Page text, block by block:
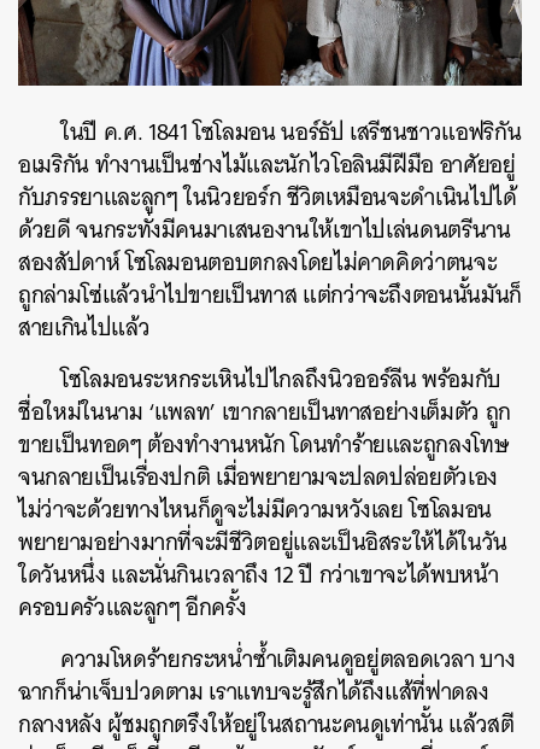
ในปี ค.ศ. 1841 โซโลมอน นอร์ธัป เสรีชนชาวแอฟริกัน
อเมริกัน ทำงานเป็นช่างไม้และนักไวโอลินมีฝีมือ อาศัยอยู่
กับภรรยาและลูกๆ ในนิวยอร์ก ชีวิตเหมือนจะดำเนินไปได้
ด้วยดี จนกระทั่งมีคนมาเสนองานให้เขาไปเล่นดนตรีนาน
สองสัปดาห์ โซโลมอนตอบตกลงโดยไม่คาดคิดว่าตนจะ
ถูกล่ามโซ่แล้วนำไปขายเป็นทาส แต่กว่าจะถึงตอนนั้นมันก็
สายเกินไปแล้ว
โซโลมอนระหกระเหินไปไกลถึงนิวออร์ลีน พร้อมกับ
ชื่อใหม่ในนาม ‘แพลท’ เขากลายเป็นทาสอย่างเต็มตัว ถูก
ขายเป็นทอดๆ ต้องทำงานหนัก โดนทำร้ายและถูกลงโทษ
จนกลายเป็นเรื่องปกติ เมื่อพยายามจะปลดปล่อยตัวเอง
ไม่ว่าจะด้วยทางไหนก็ดูจะไม่มีความหวังเลย โซโลมอน
พยายามอย่างมากที่จะมีชีวิตอยู่และเป็นอิสระให้ได้ในวัน
ใดวันหนึ่ง และนั่นกินเวลาถึง 12 ปี กว่าเขาจะได้พบหน้า
ครอบครัวและลูกๆ อีกครั้ง
ความโหดร้ายกระหน่ำซ้ำเติมคนดูอยู่ตลอดเวลา บาง
ฉากก็น่าเจ็บปวดตาม เราแทบจะรู้สึกได้ถึงแส้ที่ฟาดลง
กลางหลัง ผู้ชมถูกตรึงให้อยู่ในสถานะคนดูเท่านั้น แล้วสตี